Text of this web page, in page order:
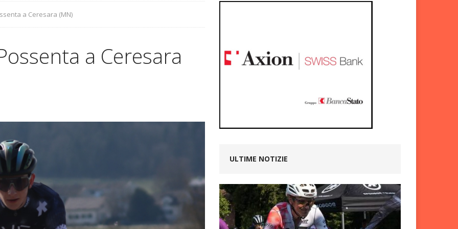
CYCLING NEWS
NEWS
Andreoli Calcagni convocato dalla Svizzera per
CYCLING NEWS
Woman Team: ultimo test prima dei
a Ceresara (MN)
a Ceresara
ULTIME NOTIZIE